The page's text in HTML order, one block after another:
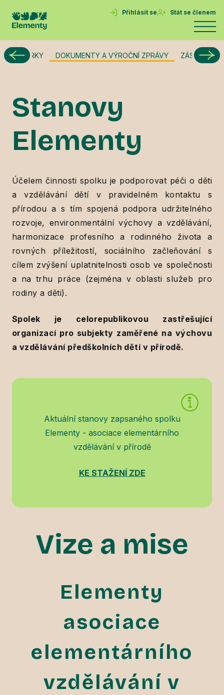
Přihlásit se Stát se členem
DÁRKY DOKUMENTY A VÝROČNÍ ZPRÁVY ZÁSADY
Stanovy
Elementy
Účelem činnosti spolku je podporovat péči o děti
a vzdělávání dětí v pravidelném kontaktu s
přírodou a s tím spojená podpora udržitelného
rozvoje, environmentální výchovy a vzdělávání,
harmonizace profesního a rodinného života a
rovných příležitostí, sociálního začleňování s
cílem zvýšení uplatnitelnosti osob ve společnosti
a na trhu práce (zejména v oblasti služeb pro
rodiny a děti).
Spolek je celorepublikovou zastřešující
organizací pro subjekty zaměřené na výchovu
a vzdělávání předškolních dětí v přírodě.
Aktuální stanovy zapsaného spolku
Elementy - asociace elementárního
vzdělávání v přírodě
KE STAŽENÍ ZDE
Vize a mise
Elementy
asociace
elementárního
vzdělávání v